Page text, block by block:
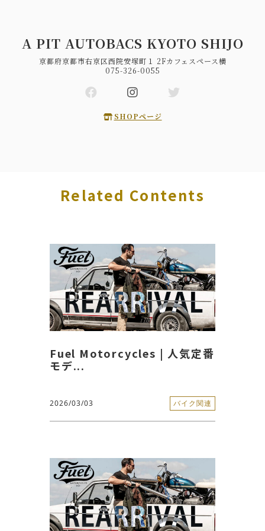
A PIT AUTOBACS KYOTO SHIJO
京都府京都市右京区西院安塚町１ 2Fカフェスペース横
075-326-0055
SHOPページ
Related Contents
Fuel Motorcycles | 人気定番
モデ...
2026/03/03 バイク関連